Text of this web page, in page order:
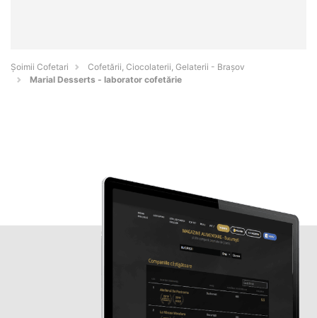
Șoimii Cofetari
Cofetării, Ciocolaterii, Gelaterii - Braşov
Marial Desserts - laborator cofetărie